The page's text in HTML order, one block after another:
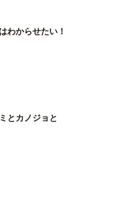
わからせたい！
とカノジョと